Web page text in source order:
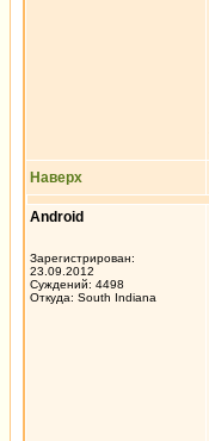
Наверх
Android
Зарегистрирован:
23.09.2012
Суждений: 4498
Откуда: South Indiana